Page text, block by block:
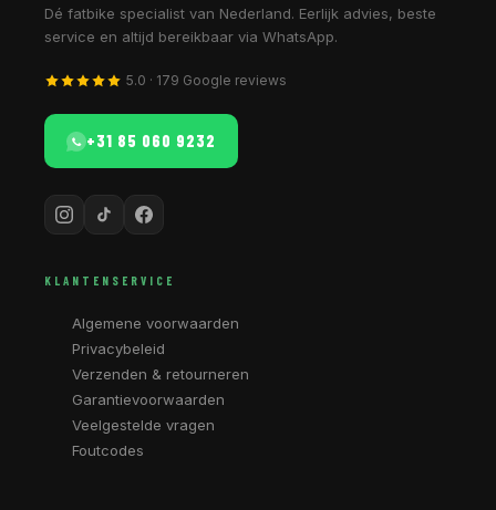
Dé fatbike specialist van Nederland. Eerlijk advies, beste
service en altijd bereikbaar via WhatsApp.
5.0 · 179 Google reviews
+31 85 060 9232
KLANTENSERVICE
Algemene voorwaarden
Privacybeleid
Verzenden & retourneren
Garantievoorwaarden
Veelgestelde vragen
Foutcodes